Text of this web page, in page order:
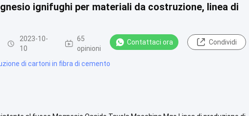
ignifughi per materiali da costruzione, linea di
2023-10-
10
65
opinioni
Contattaci ora Condividi
di cartoni in fibra di cemento